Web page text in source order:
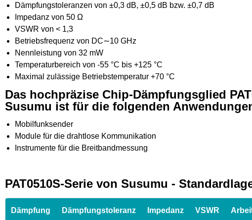
Dämpfungstoleranzen von ±0,3 dB, ±0,5 dB bzw. ±0,7 dB
Impedanz von 50 Ω
VSWR von < 1,3
Betriebsfrequenz von DC∼10 GHz
Nennleistung von 32 mW
Temperaturbereich von -55 °C bis +125 °C
Maximal zulässige Betriebstemperatur +70 °C
Das hochpräzise Chip-Dämpfungsglied
Susumu ist für die folgenden
Mobilfunksender
Module für die drahtlose Kommunikation
Instrumente für die Breitbandmessung
PAT0510S-Serie von Susumu -
Dämpfung Dämpfungstoleranz Impedanz VSWR